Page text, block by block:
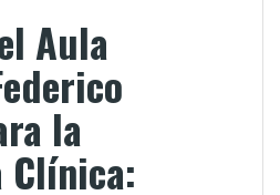
Aula
la
Clínica: